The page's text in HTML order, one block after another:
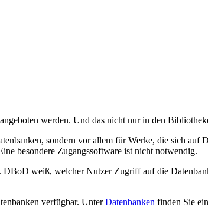
werden. Und das nicht nur in den
sondern vor allem für Werke, die sich
besondere Zugangssoftware ist nicht notwendig.
weiß, welcher Nutzer Zugriff auf die
verfügbar. UnterDatenbanken finden Sie